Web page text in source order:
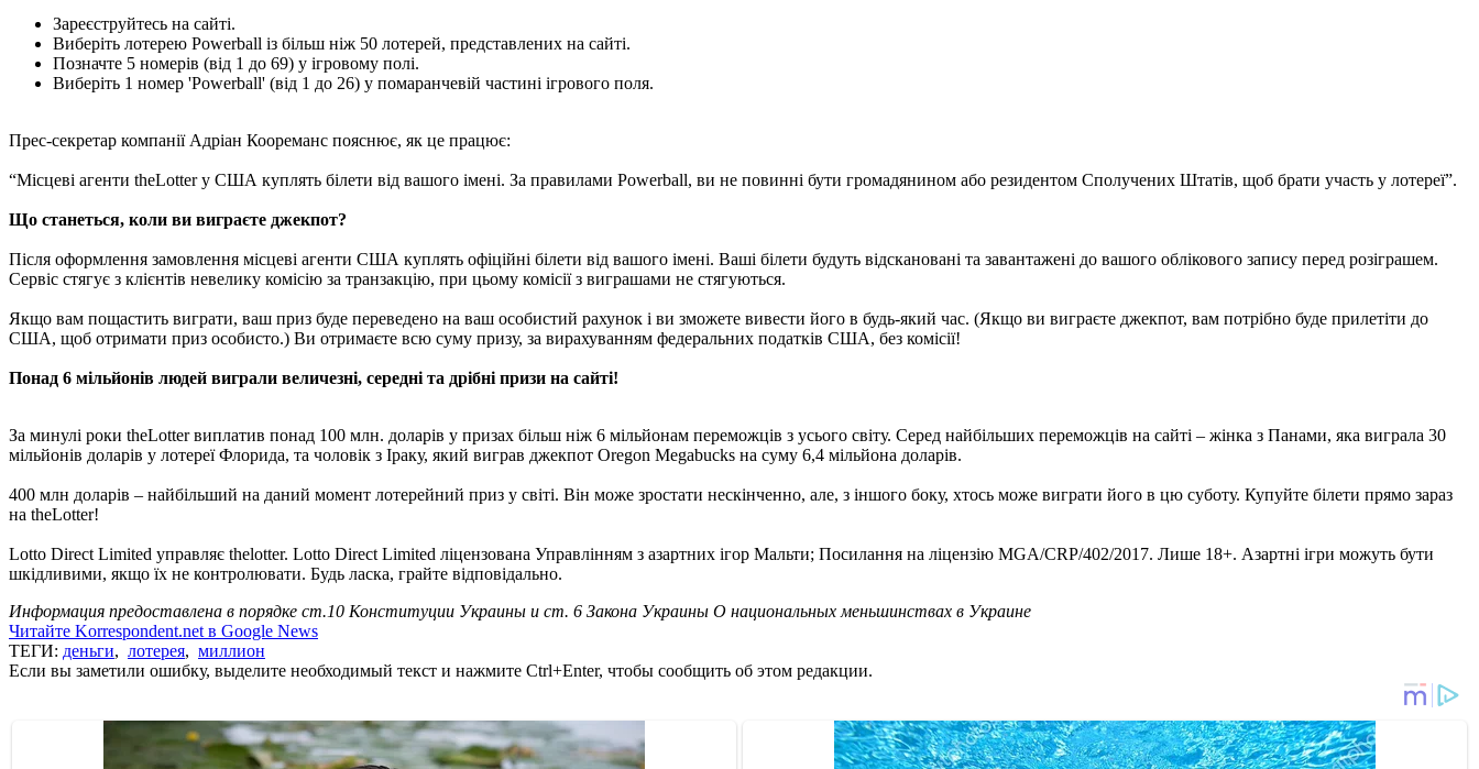
Зареєструйтесь на сайті.
Виберіть лотерею Powerball із більш ніж 50 лотерей, представлених на сайті.
Позначте 5 номерів (від 1 до 69) у ігровому полі.
Виберіть 1 номер 'Powerball' (від 1 до 26) у помаранчевій частині ігрового поля.
Прес-секретар компанії Адріан Коореманс пояснює, як це працює:
“Місцеві агенти theLotter у США куплять білети від вашого імені. За правилами Powerball, ви не повинні бути громадянином або резидентом Сполучених Штатів, щоб брати участь у лотереї”.
Що станеться, коли ви виграєте джекпот?
Після оформлення замовлення місцеві агенти США куплять офіційні білети від вашого імені. Ваші білети будуть відскановані та завантажені до вашого облікового запису перед розіграшем.
Сервіс стягує з клієнтів невелику комісію за транзакцію, при цьому комісії з виграшами не стягуються.
Якщо вам пощастить виграти, ваш приз буде переведено на ваш особистий рахунок і ви зможете вивести його в будь-який час. (Якщо ви виграєте джекпот, вам потрібно буде прилетіти до
США, щоб отримати приз особисто.) Ви отримаєте всю суму призу, за вирахуванням федеральних податків США, без комісії!
Понад 6 мільйонів людей виграли величезні, середні та дрібні призи на сайті!
За минулі роки theLotter виплатив понад 100 млн. доларів у призах більш ніж 6 мільйонам переможців з усього світу. Серед найбільших переможців на сайті – жінка з Панами, яка виграла 30
мільйонів доларів у лотереї Флорида, та чоловік з Іраку, який виграв джекпот Oregon Megabucks на суму 6,4 мільйона доларів.
400 млн доларів – найбільший на даний момент лотерейний приз у світі. Він може зростати нескінченно, але, з іншого боку, хтось може виграти його в цю суботу. Купуйте білети прямо зараз
на theLotter!
Lotto Direct Limited управляє thelotter. Lotto Direct Limited ліцензована Управлінням з азартних ігор Мальти; Посилання на ліцензію MGA/CRP/402/2017. Лише 18+. Азартні ігри можуть бути
шкідливими, якщо їх не контролювати. Будь ласка, грайте відповідально.
Информация предоставлена в порядке ст.10 Конституции Украины и ст. 6 Закона Украины О национальных меньшинствах в Украине
Читайте Korrespondent.net в Google News
ТЕГИ: деньги, лотерея, миллион
Если вы заметили ошибку, выделите необходимый текст и нажмите Ctrl+Enter, чтобы сообщить об этом редакции.